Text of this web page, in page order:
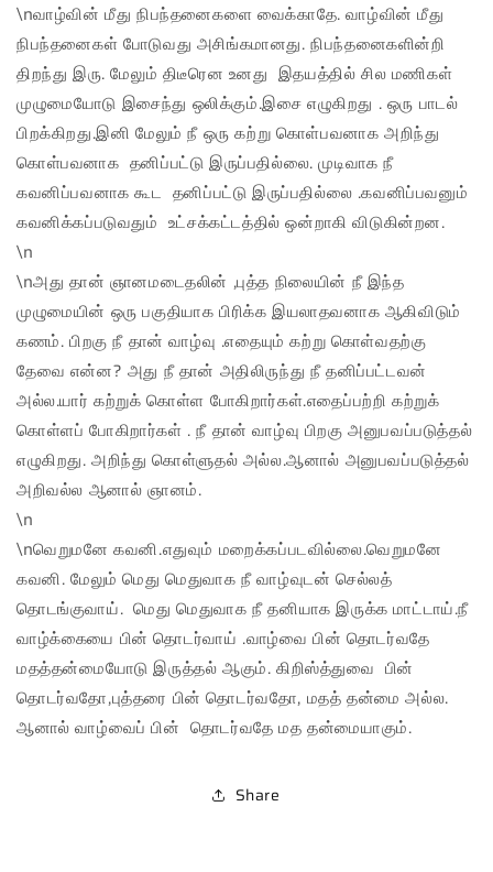
\nவாழ்வின் மீது நிபந்தனைகளை வைக்காதே. வாழ்வின் மீது
நிபந்தனைகள் போடுவது அசிங்கமானது. நிபந்தனைகளின்றி
திறந்து இரு. மேலும் திடீரென உனது இதயத்தில் சில மணிகள்
முழுமையோடு இசைந்து ஒலிக்கும்.இசை எழுகிறது . ஒரு பாடல்
பிறக்கிறது.இனி மேலும் நீ ஒரு கற்று கொள்பவனாக அறிந்து
கொள்பவனாக தனிப்பட்டு இருப்பதில்லை. முடிவாக நீ
கவனிப்பவனாக கூட தனிப்பட்டு இருப்பதில்லை .கவனிப்பவனும்
கவனிக்கப்படுவதும் உட்சக்கட்டத்தில் ஒன்றாகி விடுகின்றன.
\n
\nஅது தான் ஞானமடைதலின் ,புத்த நிலையின் நீ இந்த
முழுமையின் ஒரு பகுதியாக பிரிக்க இயலாதவனாக ஆகிவிடும்
கணம். பிறகு நீ தான் வாழ்வு .எதையும் கற்று கொள்வதற்கு
தேவை என்ன? அது நீ தான் அதிலிருந்து நீ தனிப்பட்டவன்
அல்ல.யார் கற்றுக் கொள்ள போகிறார்கள்.எதைப்பற்றி கற்றுக்
கொள்ளப் போகிறார்கள் . நீ தான் வாழ்வு பிறகு அனுபவப்படுத்தல்
எழுகிறது. அறிந்து கொள்ளுதல் அல்ல.ஆனால் அனுபவப்படுத்தல்
அறிவல்ல ஆனால் ஞானம்.
\n
\nவெறுமனே கவனி.எதுவும் மறைக்கப்படவில்லை.வெறுமனே
கவனி. மேலும் மெது மெதுவாக நீ வாழ்வுடன் செல்லத்
தொடங்குவாய். மெது மெதுவாக நீ தனியாக இருக்க மாட்டாய்.நீ
வாழ்க்கையை பின் தொடர்வாய் .வாழ்வை பின் தொடர்வதே
மதத்தன்மையோடு இருத்தல் ஆகும். கிறிஸ்த்துவை பின்
தொடர்வதோ,புத்தரை பின் தொடர்வதோ, மதத் தன்மை அல்ல.
ஆனால் வாழ்வைப் பின் தொடர்வதே மத தன்மையாகும்.
Share